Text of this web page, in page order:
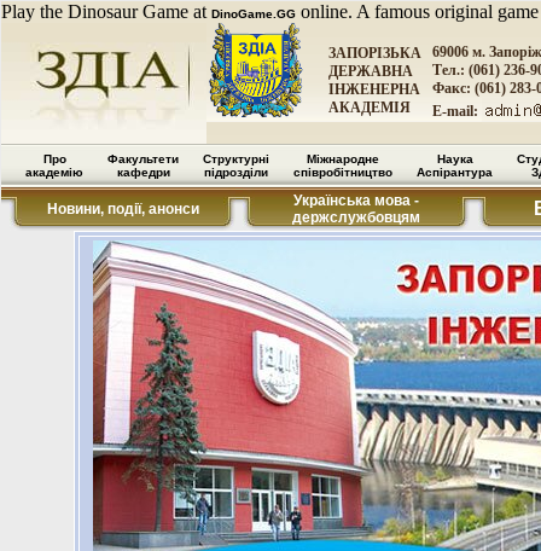
Play the Dinosaur Game at DinoGame.GG online. A famous original
ЗАПОРІЗЬКА
ДЕРЖАВНА
ІНЖЕНЕРНА
АКАДЕМІЯ
69006 м.
Тел.: (061) 236-
Факс: (061) 283-
E-mail:
Про
академію
Факультети
кафедри
Структурні
підрозділи
Міжнародне
співробітництво
Наука
Аспірантура
Новини, події, анонси
Українська мова -
держслужбовцям